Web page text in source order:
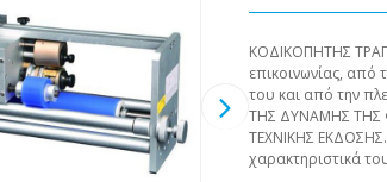
ΚΟΔΙΚΟΠΗΤΗΣ
επικοινωνίας,
του και από την
ΤΗΣ ΔΥΝΑΜΗΣ ΤΗΣ
ΤΕΧΝΙΚΗΣ
χαρακτηριστικά